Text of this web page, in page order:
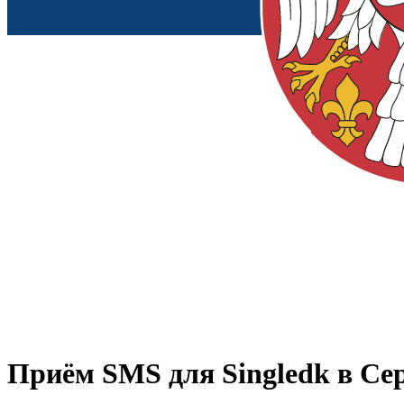
Приём SMS для Singledk в